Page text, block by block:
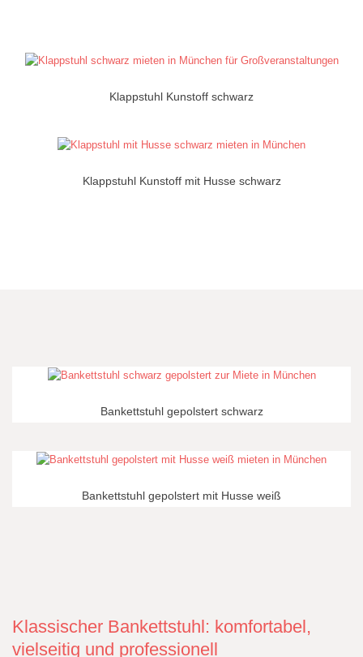
Klappstuhl Kunstoff schwarz
Klappstuhl Kunstoff mit Husse schwarz
Bankettstuhl gepolstert schwarz
Bankettstuhl gepolstert mit Husse weiß
Klassischer Bankettstuhl: komfortabel,
vielseitig und professionell